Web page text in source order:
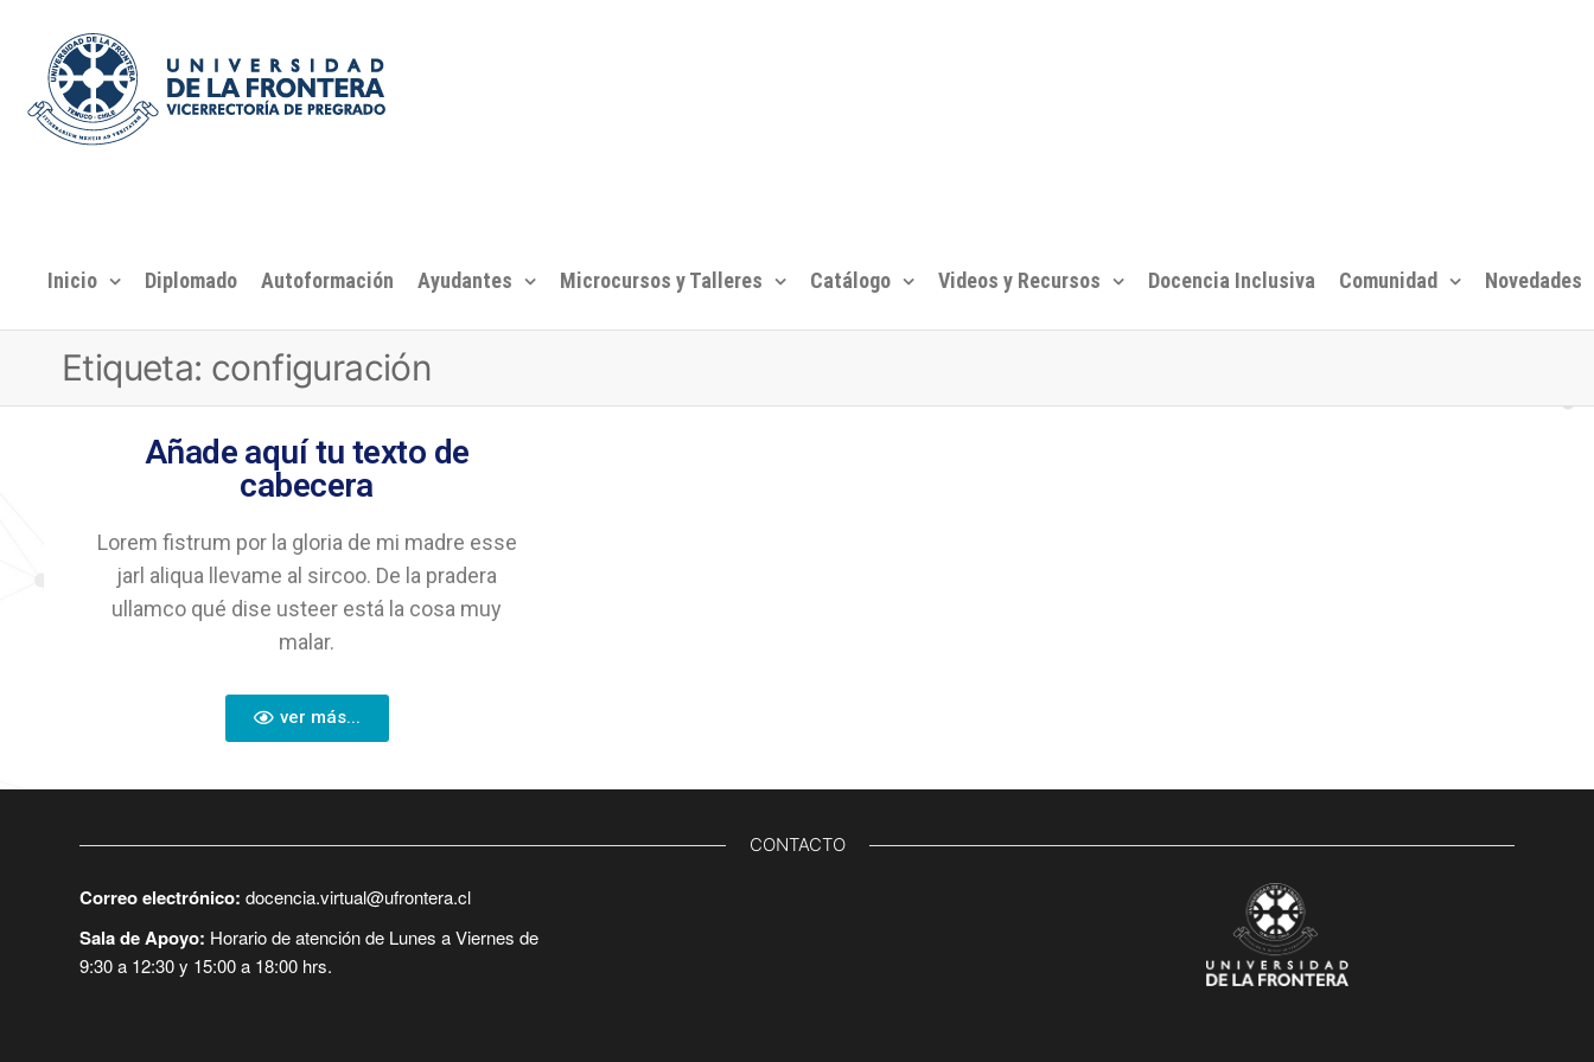
Inicio Diplomado Autoformación Ayudantes Microcursos y Talleres Catálogo Videos y Recursos Docencia Inclusiva Comunidad Novedades
Etiqueta: configuración
Añade aquí tu texto de
cabecera
Lorem fistrum por la gloria de mi madre esse
jarl aliqua llevame al sircoo. De la pradera
ullamco qué dise usteer está la cosa muy
malar.
ver más...
CONTACTO
Correo electrónico: docencia.virtual@ufrontera.cl
Sala de Apoyo: Horario de atención de Lunes a Viernes de
9:30 a 12:30 y 15:00 a 18:00 hrs.